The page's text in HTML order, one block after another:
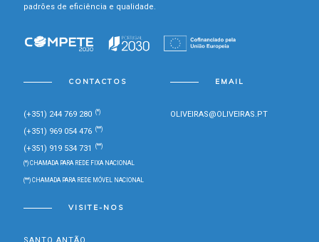
padrões de eficiência e qualidade.
CONTACTOS
(+351) 244 769 280 (*)
(+351) 969 054 476 (**)
(+351) 919 534 731 (**)
(*) CHAMADA PARA REDE FIXA NACIONAL
(**) CHAMADA PARA REDE MÓVEL NACIONAL
EMAIL
OLIVEIRAS@OLIVEIRAS.PT
VISITE-NOS
SANTO ANTÃO,